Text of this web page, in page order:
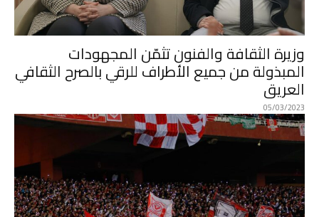
وزيرة الثقافة والفنون تثمّن المجهودات
المبذولة من جميع الأطراف للرقي بالصرح الثقافي
العريق
05/03/2023